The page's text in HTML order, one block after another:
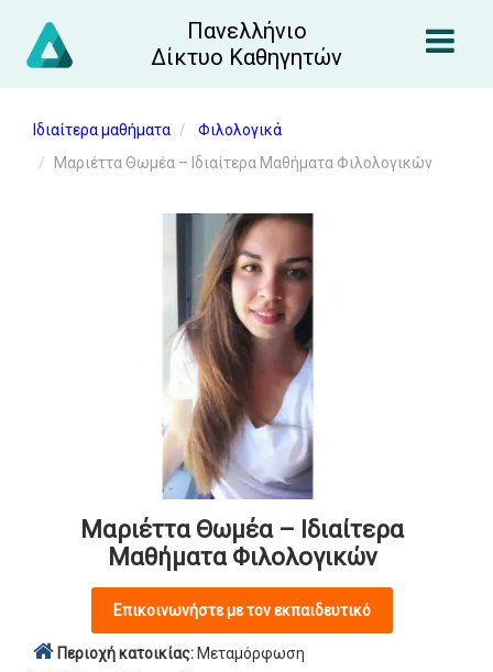
Πανελλήνιο
Δίκτυο Καθηγητών
Ιδιαίτερα μαθήματα
Φιλολογικά
Μαριέττα Θωμέα – Ιδιαίτερα Μαθήματα Φιλολογικών
Μαριέττα Θωμέα – Ιδιαίτερα
Μαθήματα Φιλολογικών
Επικοινωνήστε με τον εκπαιδευτικό
Περιοχή κατοικίας: Μεταμόρφωση